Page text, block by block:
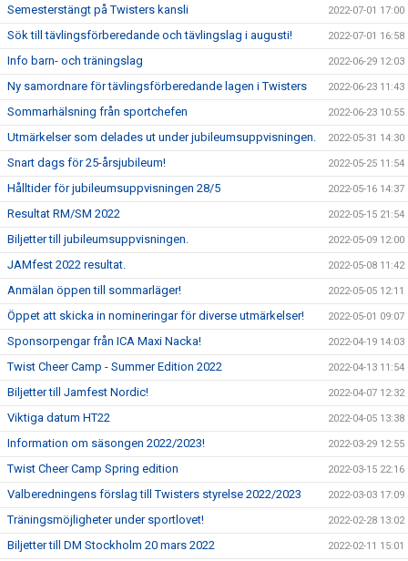
Semesterstängt på Twisters kansli 2022-07-01 17:00
Sök till tävlingsförberedande och tävlingslag i augusti! 2022-07-01 16:58
Info barn- och träningslag 2022-06-29 12:03
Ny samordnare för tävlingsförberedande lagen i Twisters 2022-06-23 11:43
Sommarhälsning från sportchefen 2022-06-23 10:55
Utmärkelser som delades ut under jubileumsuppvisningen. 2022-05-31 14:30
Snart dags för 25-årsjubileum! 2022-05-25 11:54
Hålltider för jubileumsuppvisningen 28/5 2022-05-16 14:37
Resultat RM/SM 2022 2022-05-15 21:54
Biljetter till jubileumsuppvisningen. 2022-05-09 12:00
JAMfest 2022 resultat. 2022-05-08 11:42
Anmälan öppen till sommarläger! 2022-05-05 12:11
Öppet att skicka in nomineringar för diverse utmärkelser! 2022-05-01 09:07
Sponsorpengar från ICA Maxi Nacka! 2022-04-19 14:03
Twist Cheer Camp - Summer Edition 2022 2022-04-13 11:54
Biljetter till Jamfest Nordic! 2022-04-07 12:32
Viktiga datum HT22 2022-04-05 13:38
Information om säsongen 2022/2023! 2022-03-29 12:55
Twist Cheer Camp Spring edition 2022-03-15 22:16
Valberedningens förslag till Twisters styrelse 2022/2023 2022-03-03 17:09
Träningsmöjligheter under sportlovet! 2022-02-28 13:02
Biljetter till DM Stockholm 20 mars 2022 2022-02-11 15:01